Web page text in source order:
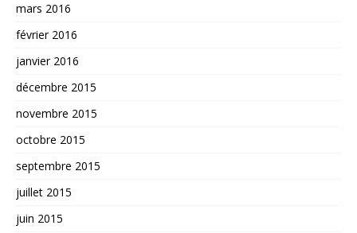
mars 2016
février 2016
janvier 2016
décembre 2015
novembre 2015
octobre 2015
septembre 2015
juillet 2015
juin 2015